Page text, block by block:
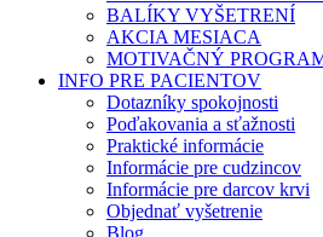
BALÍKY VYŠETRENÍ
AKCIA MESIACA
MOTIVAČNÝ
INFO PRE PACIENTOV
Dotazníky spokojnosti
Poďakovania a sťažnosti
Praktické informácie
Informácie pre cudzincov
Informácie pre darcov krvi
Objednať vyšetrenie
Blog